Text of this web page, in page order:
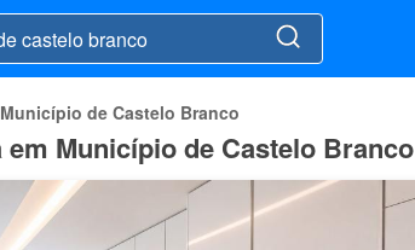
Município de Castelo Branco
Município de Castelo Branco